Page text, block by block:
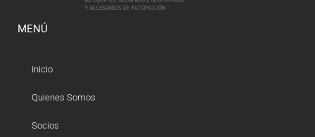
MENÚ
Inicio
Quienes Somos
Socios